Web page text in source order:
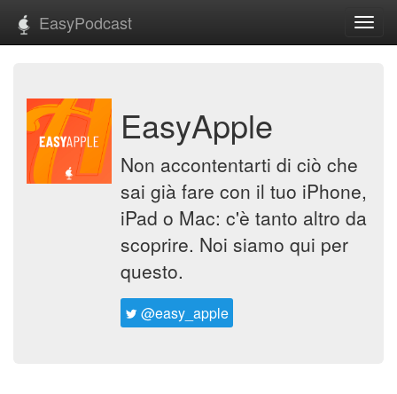
EasyPodcast
EasyApple
Non accontentarti di ciò che
sai già fare con il tuo iPhone,
iPad o Mac: c'è tanto altro da
scoprire. Noi siamo qui per
questo.
@easy_apple